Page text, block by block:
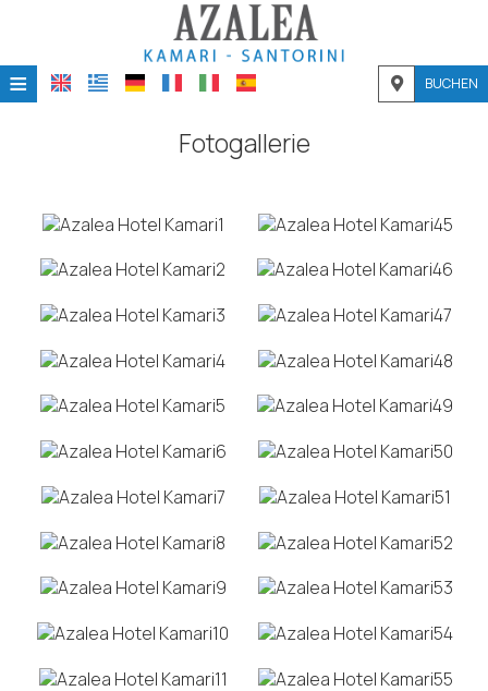
≡ BUCHEN
UNTERKUNFT
EINRICHTUNGEN
FOTOGALLERIE
Fotogallerie